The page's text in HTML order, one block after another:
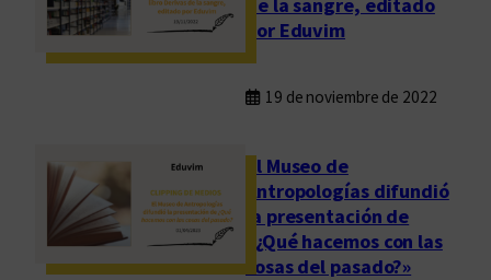
por Eduvim
19 de noviembre de 2022
El Museo de
Antropologías difundió
la presentación de
«¿Qué hacemos con las
cosas del pasado?»